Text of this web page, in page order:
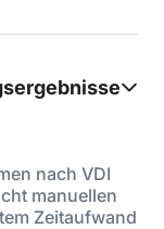
nach VDI
manuellen
Zeitaufwand